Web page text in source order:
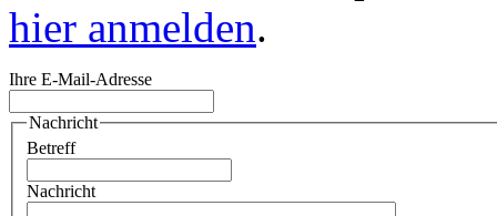
hier anmelden.
Ihre E-Mail-Adresse
Nachricht
Betreff
Nachricht